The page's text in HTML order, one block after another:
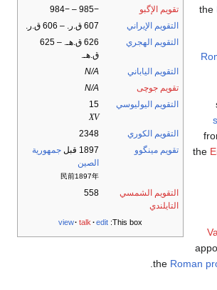
تقويم الإگبو
−985 – −984
التقويم الإيراني
607 ق.ر. – 606 ق.ر.
التقويم الهجري
626 ق.هـ. – 625
ق.هـ.
التقويم الياباني
N/A
تقويم جوچى
N/A
التقويم اليوليوسي
15
XV
التقويم الكوري
2348
تقويم مينگوو
1897 قبل
جمهورية
الصين
民前1897年
التقويم الشمسي
التايلندي
558
This box:
view talk edit
the
the
the Roman